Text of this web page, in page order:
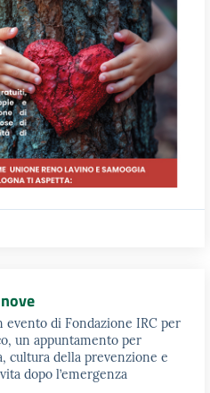
di Fondazione IRC per
un appuntamento per
cultura della prevenzione e
dopo l’emergenza